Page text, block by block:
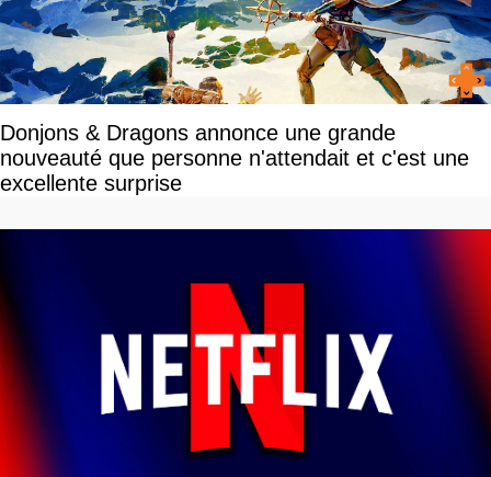
Donjons & Dragons annonce une grande
nouveauté que personne n'attendait et c'est une
excellente surprise